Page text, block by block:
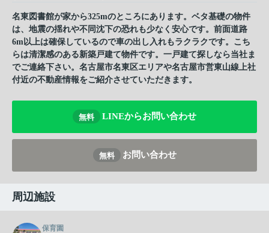
名東図書館が家から325mのところにあります。ベタ基礎の物件
は、地震の揺れや不同沈下の恐れも少なく安心です。前面道路
6m以上は確保しているので車の出し入れもラクラクです。こち
らは清潔感のある新築戸建て物件です。一戸建て探しなら当社ま
でご連絡下さい。名古屋市名東区エリアや名古屋市営東山線上社
付近の不動産情報をご紹介させていただきます。
無料 LINEからお問い合わせ
無料 お問い合わせ
周辺施設
保育園